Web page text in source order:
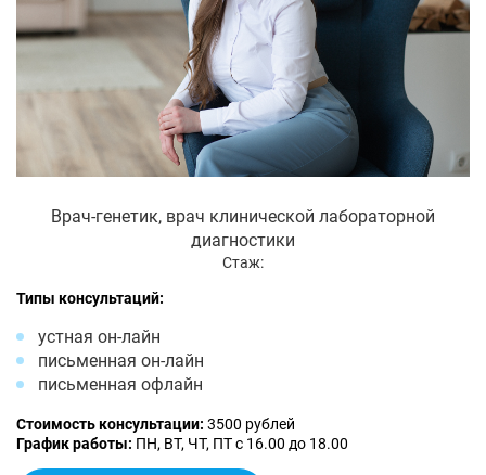
Врач-генетик, врач клинической лабораторной
диагностики
Стаж:
Типы консультаций:
устная он-лайн
письменная он-лайн
письменная офлайн
Стоимость консультации: 3500 рублей
График работы: ПН, ВТ, ЧТ, ПТ с 16.00 до 18.00